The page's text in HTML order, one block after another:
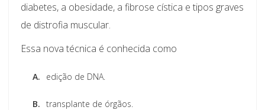
diabetes, a obesidade, a fibrose cística e tipos graves
de distrofia muscular.
Essa nova técnica é conhecida como
A. edição de DNA.
B. transplante de órgãos.